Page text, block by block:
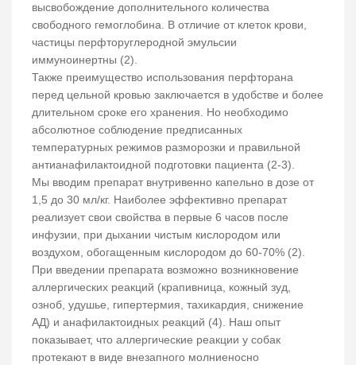
высвобождение дополнительного количества
свободного гемоглобина. В отличие от клеток крови,
частицы перфторуглеродной эмульсии
иммуноинертны (2).
Также преимущество использования перфторана
перед цельной кровью заключается в удобстве и более
длительном сроке его хранения. Но необходимо
абсолютное соблюдение предписанных
температурных режимов разморозки и правильной
антианафилактоидной подготовки пациента (2-3).
Мы вводим препарат внутривенно капельно в дозе от
1,5 до 30 мл/кг. Наиболее эффективно препарат
реализует свои свойства в первые 6 часов после
инфузии, при дыхании чистым кислородом или
воздухом, обогащенным кислородом до 60-70% (2).
При введении препарата возможно возникновение
аллергических реакций (крапивница, кожный зуд,
озноб, удушье, гипертермия, тахикардия, снижение
АД) и анафилактоидных реакций (4). Наш опыт
показывает, что аллергические реакции у собак
протекают в виде внезапного молниеносно